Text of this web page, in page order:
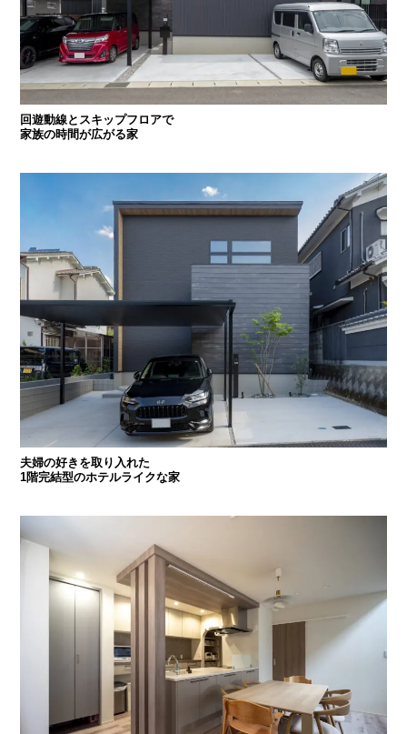
回遊動線とスキップフロアで
家族の時間が広がる家
夫婦の好きを取り入れた
1階完結型のホテルライクな家